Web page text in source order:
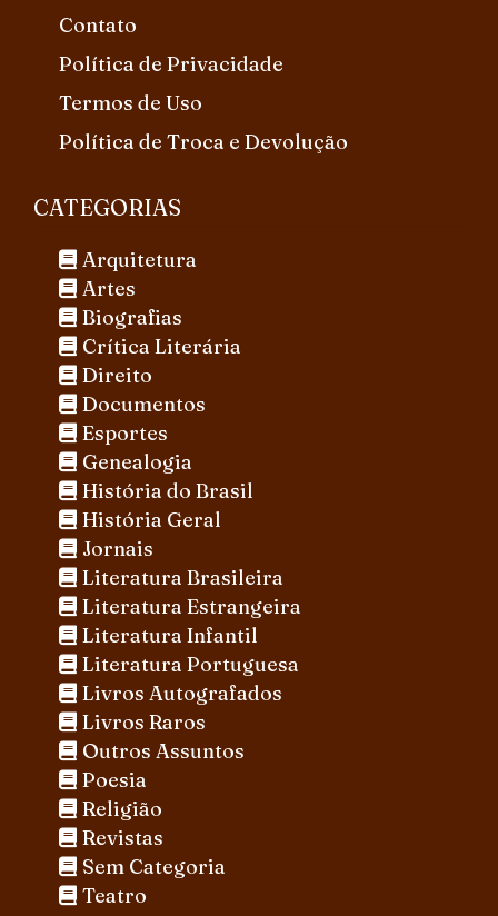
Contato
Política de Privacidade
Termos de Uso
Política de Troca e Devolução
CATEGORIAS
Arquitetura
Artes
Biografias
Crítica Literária
Direito
Documentos
Esportes
Genealogia
História do Brasil
História Geral
Jornais
Literatura Brasileira
Literatura Estrangeira
Literatura Infantil
Literatura Portuguesa
Livros Autografados
Livros Raros
Outros Assuntos
Poesia
Religião
Revistas
Sem Categoria
Teatro